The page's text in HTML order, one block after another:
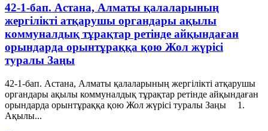
42-1-бап. Астана, Алматы қалаларының
жергілікті атқарушы органдары ақылы
коммуналдық тұрақтар ретінде айқындаған
орындарда орынтұраққа қою Жол жүрісі
туралы Заңы
42-1-бап. Астана, Алматы қалаларының жергілікті атқарушы
органдары ақылы коммуналдық тұрақтар ретінде айқындаған
орындарда орынтұраққа қою Жол жүрісі туралы Заңы 1.
Ақылы...